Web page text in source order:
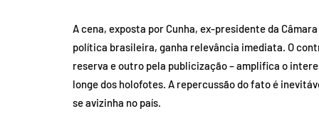
A cena, exposta por Cunha, ex-presidente da
política brasileira, ganha relevância imediata. O
reserva e outro pela publicização – amplifica o
longe dos holofotes. A repercussão do fato é
se avizinha no país.